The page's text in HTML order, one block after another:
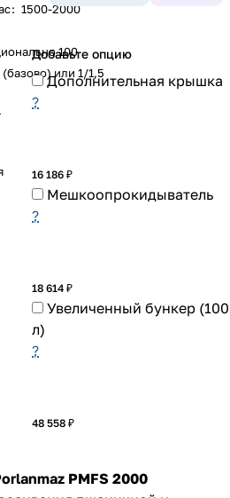
: 1500-2000
100
(базово) или 1/1,5
Добавьте опцию
Дополнительная крышка
?
16 186 ₽
Мешкоопрокидыватель
?
18 614 ₽
Увеличенный бункер (100
л)
?
48 558 ₽
PMFS 2000